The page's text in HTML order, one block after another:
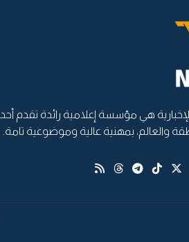
هي مؤسسة إعلامية رائدة تقدم
والعالم، بمهنية عالية وموضوعية تامة.